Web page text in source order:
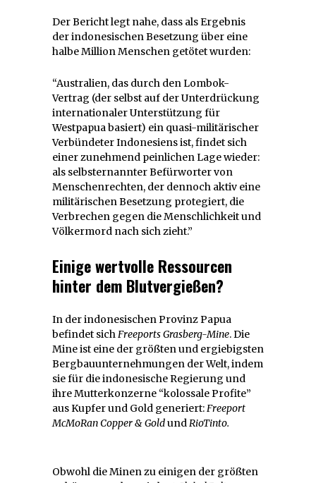
Der Bericht legt nahe, dass als Ergebnis
der indonesischen Besetzung über eine
halbe Million Menschen getötet wurden:
“Australien, das durch den Lombok-
Vertrag (der selbst auf der Unterdrückung
internationaler Unterstützung für
Westpapua basiert) ein quasi-militärischer
Verbündeter Indonesiens ist, findet sich
einer zunehmend peinlichen Lage wieder:
als selbsternannter Befürworter von
Menschenrechten, der dennoch aktiv eine
militärischen Besetzung protegiert, die
Verbrechen gegen die Menschlichkeit und
Völkermord nach sich zieht.”
Einige wertvolle Ressourcen
hinter dem Blutvergießen?
In der indonesischen Provinz Papua
befindet sichFreeports Grasberg-Mine. Die
Mine ist eine der größten und ergiebigsten
Bergbauunternehmungen der Welt, indem
sie für die indonesische Regierung und
ihre Mutterkonzerne “kolossale Profite”
aus Kupfer und Gold generiert:Freeport
McMoRan Copper & GoldundRioTinto.
Obwohl die Minen zu einigen der größten